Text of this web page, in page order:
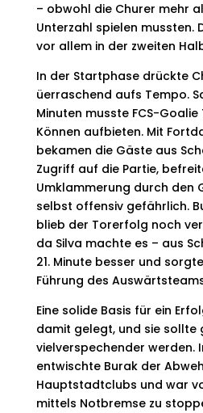
– obwohl die Churer mehr
Unterzahl spielen mussten.
vor allem in der zweiten
In der Startphase drückte
üerraschend aufs Tempo.
Minuten musste FCS-
Können aufbieten. Mit
bekamen die Gäste aus
Zugriff auf die Partie,
Umklammerung durch den
selbst offensiv gefährlich.
blieb der Torerfolg noch
da Silva machte es – aus
21. Minute besser und
Führung des
Eine solide Basis für ein
damit gelegt, und sie sollte
vielverspechender werden.
entwischte Burak der
Hauptstadtclubs und war
mittels Notbremse zu